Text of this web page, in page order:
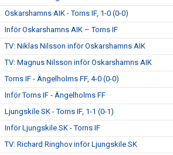
Oskarshamns AIK - Torns IF, 1-0 (0-0)
Inför Oskarshamns AIK – Torns IF
TV: Niklas Nilsson inför Oskarshamns AIK
TV: Magnus Nilsson inför Oskarshamns AIK
Torns IF - Ängelholms FF, 4-0 (0-0)
Inför Torns IF - Ängelholms FF
Ljungskile SK - Torns IF, 1-1 (0-1)
Inför Ljungskile SK - Torns IF
TV: Richard Ringhov inför Ljungskile SK